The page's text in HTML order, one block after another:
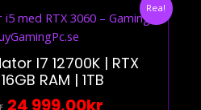
Rea!
I7 12700K | RTX
RAM | 1TB
Ursprungliga
Priset
Var:
27
999,00kr.
24 999,00Kr
Nuvarande
Är:
24
999,00kr.